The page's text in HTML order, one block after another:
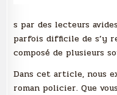
s par des lecteurs
parfois difficile de s’y
composé de plusieurs
Dans cet article, nous
roman policier. Que